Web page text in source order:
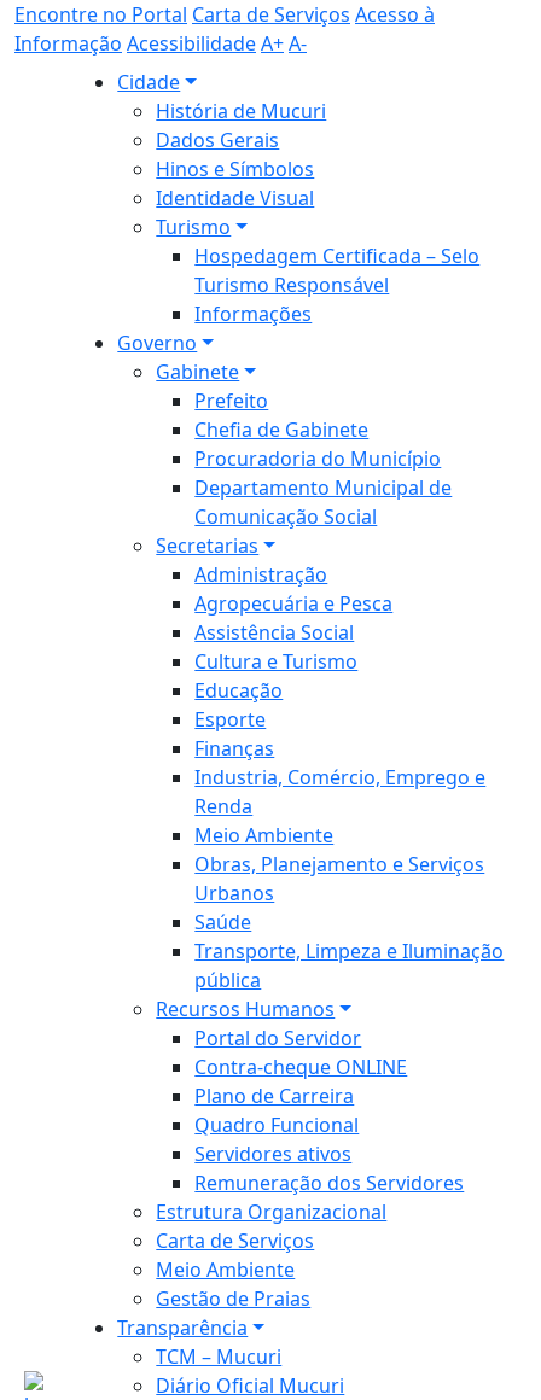
Encontre no Portal Carta de Serviços Acesso à
Informação AcessibilidadeA+A-
Cidade
História de Mucuri
Dados Gerais
Hinos e Símbolos
Identidade Visual
Turismo
Hospedagem Certificada – Selo
Turismo Responsável
Informações
Governo
Gabinete
Prefeito
Chefia de Gabinete
Procuradoria do Município
Departamento Municipal de
Comunicação Social
Secretarias
Administração
Agropecuária e Pesca
Assistência Social
Cultura e Turismo
Educação
Esporte
Finanças
Industria, Comércio, Emprego e
Renda
Meio Ambiente
Obras, Planejamento e Serviços
Urbanos
Saúde
Transporte, Limpeza e Iluminação
pública
Recursos Humanos
Portal do Servidor
Contra-cheque ONLINE
Plano de Carreira
Quadro Funcional
Servidores ativos
Remuneração dos Servidores
Estrutura Organizacional
Carta de Serviços
Meio Ambiente
Gestão de Praias
Transparência
TCM – Mucuri
Diário Oficial Mucuri